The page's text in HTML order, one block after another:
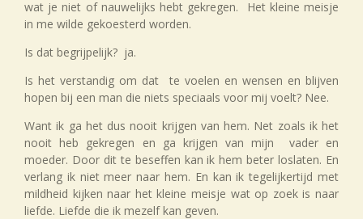
wat je niet of nauwelijks hebt gekregen. Het kleine meisje
in me wilde gekoesterd worden.
Is dat begrijpelijk? ja.
Is het verstandig om dat te voelen en wensen en blijven
hopen bij een man die niets speciaals voor mij voelt? Nee.
Want ik ga het dus nooit krijgen van hem. Net zoals ik het
nooit heb gekregen en ga krijgen van mijn vader en
moeder. Door dit te beseffen kan ik hem beter loslaten. En
verlang ik niet meer naar hem. En kan ik tegelijkertijd met
mildheid kijken naar het kleine meisje wat op zoek is naar
liefde. Liefde die ik mezelf kan geven.